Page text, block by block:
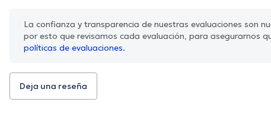
La confianza y transparencia de nuestras evaluaciones son
por esto que revisamos cada evaluación, para asegurarnos
políticas de evaluaciones.
Deja una reseña